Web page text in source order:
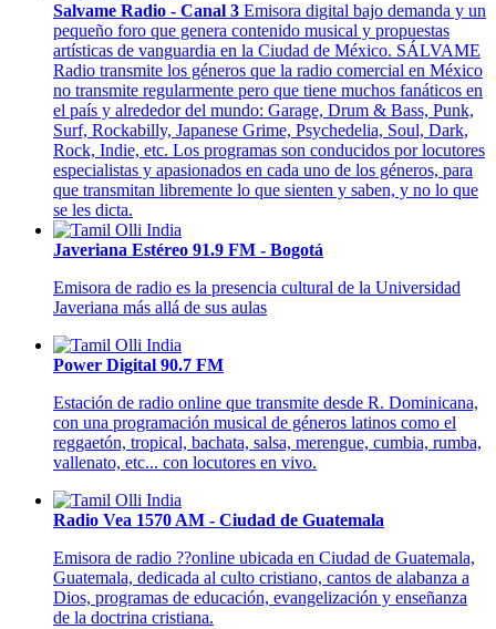
Salvame Radio - Canal 3 Emisora digital bajo demanda y un
pequeño foro que genera contenido musical y propuestas
artísticas de vanguardia en la Ciudad de México. SÁLVAME
Radio transmite los géneros que la radio comercial en México
no transmite regularmente pero que tiene muchos fanáticos en
el país y alrededor del mundo: Garage, Drum & Bass, Punk,
Surf, Rockabilly, Japanese Grime, Psychedelia, Soul, Dark,
Rock, Indie, etc. Los programas son conducidos por locutores
especialistas y apasionados en cada uno de los géneros, para
que transmitan libremente lo que sienten y saben, y no lo que
se les dicta.
Javeriana Estéreo 91.9 FM - Bogotá
Emisora de radio es la presencia cultural de la Universidad
Javeriana más allá de sus aulas
Power Digital 90.7 FM
Estación de radio online que transmite desde R. Dominicana,
con una programación musical de géneros latinos como el
reggaetón, tropical, bachata, salsa, merengue, cumbia, rumba,
vallenato, etc... con locutores en vivo.
Radio Vea 1570 AM - Ciudad de Guatemala
Emisora de radio ??online ubicada en Ciudad de Guatemala,
Guatemala, dedicada al culto cristiano, cantos de alabanza a
Dios, programas de educación, evangelización y enseñanza
de la doctrina cristiana.